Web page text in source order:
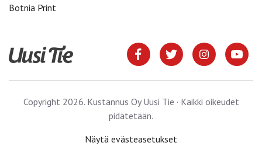
Botnia Print
Copyright 2026. Kustannus Oy Uusi Tie · Kaikki oikeudet
pidätetään.
Näytä evästeasetukset